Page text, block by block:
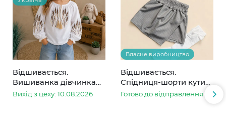
Відшивається.
Вишиванка дівчинка
колоски
Вихід з цеху: 10.08.2026
Власне виробництво
Відшивається.
Спідниця-шорти кутик
сіра в смужку
Готово до відправлення